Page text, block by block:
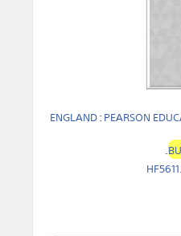
ENGLAND:PEARSON
.